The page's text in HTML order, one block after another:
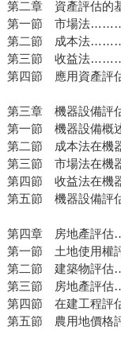
第二章 資產評估
第一節 市場法
第二節 成本法
第三節 收益法
第四節 應用資產評
第三章 機器設備
第一節 機器設備
第二節 成本法在
第三節 市場法在
第四節 收益法在機
第五節 機器設備
第四章 房地產評
第一節 土地使用
第二節 建築物評
第三節 房地產評
第四節 在建工程
第五節 農用地價